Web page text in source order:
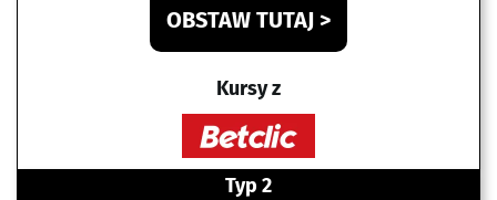
OBSTAW TUTAJ >
Kursy z
Typ 2